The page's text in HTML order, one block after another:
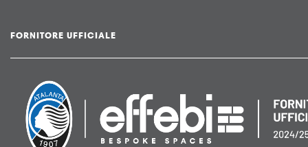
FORNITORE UFFICIALE